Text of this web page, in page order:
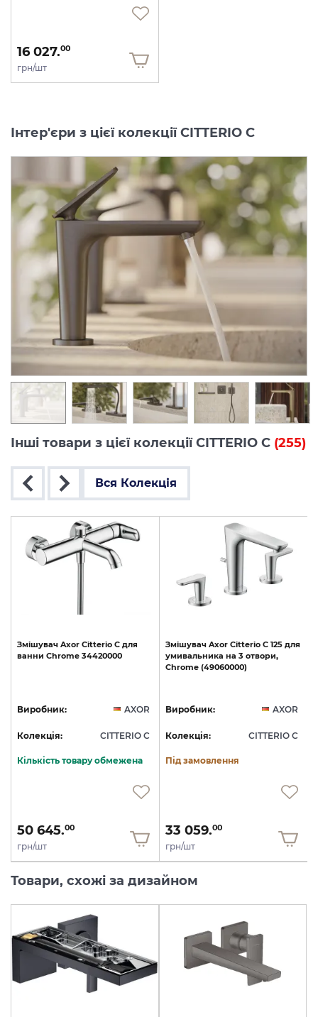
16 027.00
грн/шт
Інтер'єри з цієї колекції CITTERIO C
Інші товари з цієї колекції CITTERIO C (255)
Вся Колекція
Змішувач Axor Citterio C для
ванни Chrome 34420000
Виробник: AXOR
Колекція: CITTERIO C
Кількість товару обмежена
50 645.00
грн/шт
Змішувач Axor Citterio C 125 для
умивальника на 3 отвори,
Chrome (49060000)
Виробник: AXOR
Колекція: CITTERIO C
Під замовлення
33 059.00
грн/шт
Товари, схожі за дизайном